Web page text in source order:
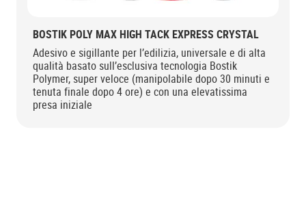
BOSTIK POLY MAX HIGH TACK EXPRESS CRYSTAL
Adesivo e sigillante per l’edilizia, universale e di alta
qualità basato sull’esclusiva tecnologia Bostik
Polymer, super veloce (manipolabile dopo 30 minuti e
tenuta finale dopo 4 ore) e con una elevatissima
presa iniziale